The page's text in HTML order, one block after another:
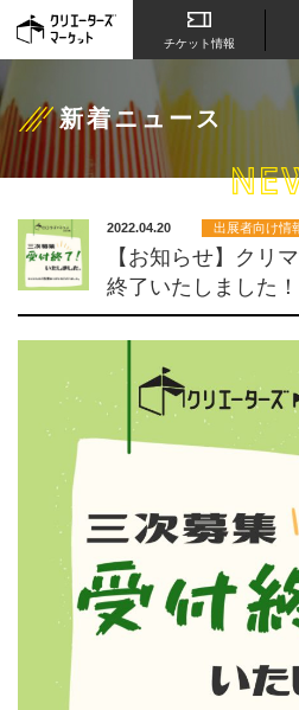
新着ニュース
2022.04.20 出展者向け情
【お知らせ】クリ
終了いたしました！
チケット情報